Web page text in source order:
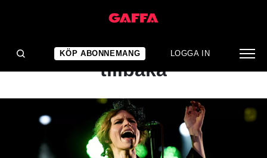
KÖP ABONNEMANG LOGGA IN
NYHET
South Ocean Festival är
tillbaka